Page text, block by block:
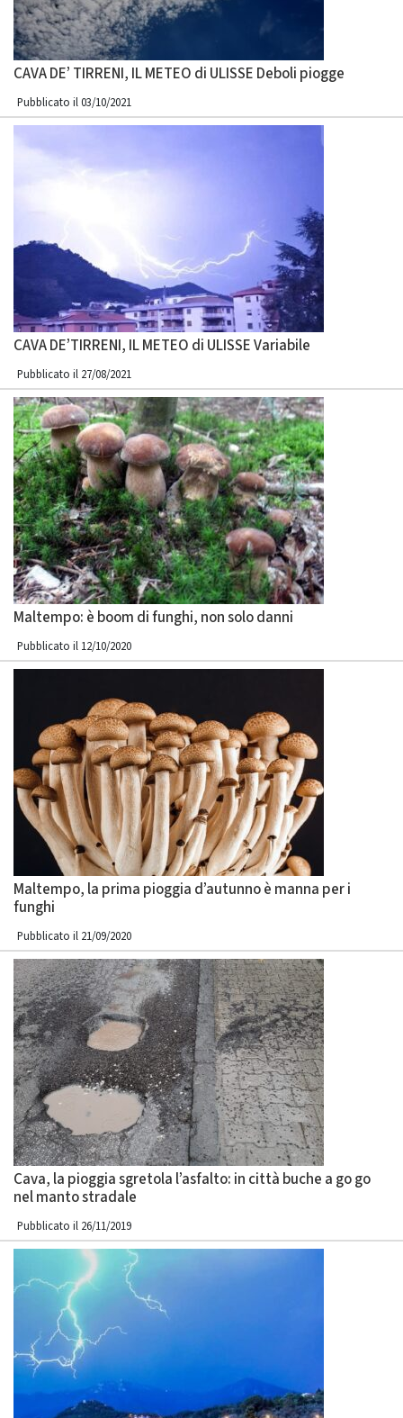
CAVA DE’ TIRRENI, IL METEO di ULISSE Deboli piogge
Pubblicato il 03/10/2021
CAVA DE’TIRRENI, IL METEO di ULISSE Variabile
Pubblicato il 27/08/2021
Maltempo: è boom di funghi, non solo danni
Pubblicato il 12/10/2020
Maltempo, la prima pioggia d’autunno è manna per i
funghi
Pubblicato il 21/09/2020
Cava, la pioggia sgretola l’asfalto: in città buche a go go
nel manto stradale
Pubblicato il 26/11/2019